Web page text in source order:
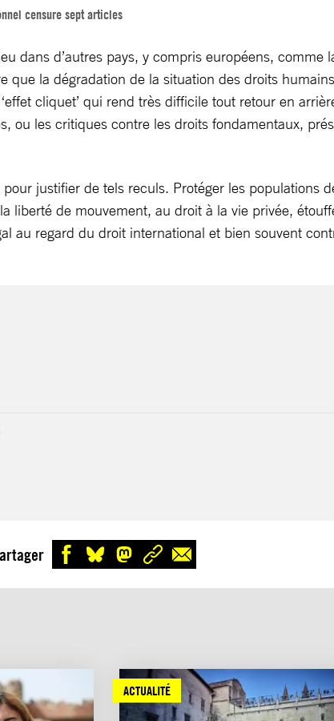
censure sept articles
dans d’autres pays, y compris européens,
que la dégradation de la situation des droits
cliquet’ qui rend très difficile tout retour en
ou les critiques contre les droits fondamentaux,
justifier de tels reculs. Protéger les populations
liberté de mouvement, au droit à la vie privée,
au regard du droit international et bien souvent
ACTUALITÉ